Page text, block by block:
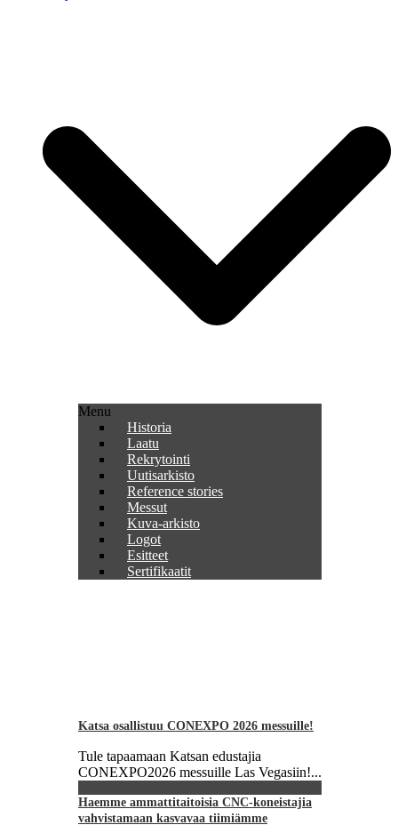
Menu
Historia
Laatu
Rekrytointi
Uutisarkisto
Reference stories
Messut
Kuva-arkisto
Logot
Esitteet
Sertifikaatit
Katsa osallistuu CONEXPO 2026 messuille!
Tule tapaamaan Katsan edustajia
CONEXPO2026 messuille Las Vegasiin!...
Haemme ammattitaitoisia CNC-koneistajia
vahvistamaan kasvavaa tiimiämme